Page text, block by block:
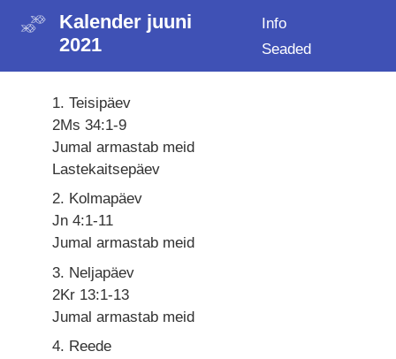
Kalender juuni
2021
Info
Seaded
1. Teisipäev
2Ms 34:1-9
Jumal armastab meid
Lastekaitsepäev
2. Kolmapäev
Jn 4:1-11
Jumal armastab meid
3. Neljapäev
2Kr 13:1-13
Jumal armastab meid
4. Reede